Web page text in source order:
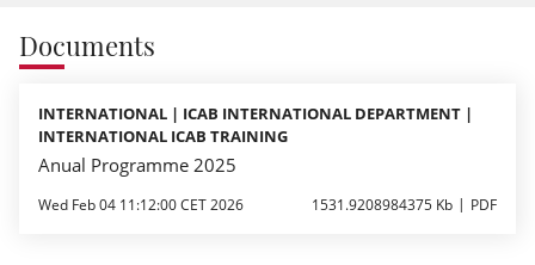
Documents
INTERNATIONAL | ICAB INTERNATIONAL DEPARTMENT |
INTERNATIONAL ICAB TRAINING
Anual Programme 2025
Wed Feb 04 11:12:00 CET 2026 1531.9208984375 Kb PDF